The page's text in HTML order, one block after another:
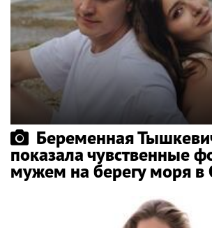
Беременная
показала чувственные
мужем на берегу моря в